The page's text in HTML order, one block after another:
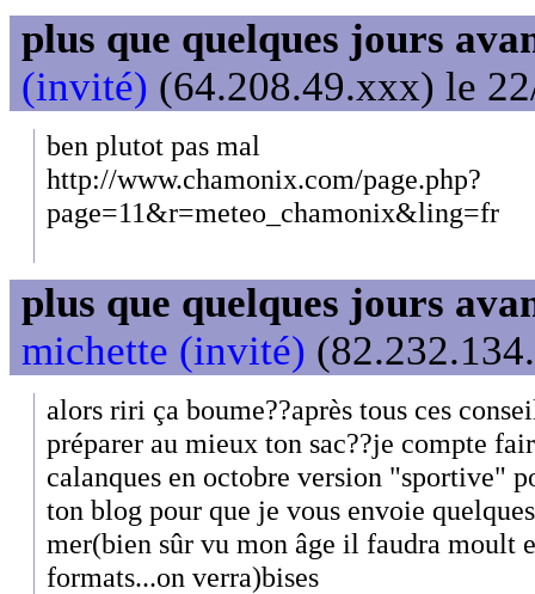
plus que quelques jours
(invité) (64.208.49.xxx) le
ben plutot pas mal
http://www.chamonix.com/page.php?
page=11&r=meteo_chamonix&ling=fr
plus que quelques jours
michette (invité)
alors riri ça boume??après tous ces
préparer au mieux ton sac??je compte
calanques en octobre version "sportive"
ton blog pour que je vous envoie
mer(bien sûr vu mon âge il faudra moult
formats...on verra)bises